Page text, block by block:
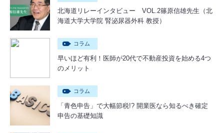
北海道リレーインタビュー VOL.2篠原信雄先生（北
海道大学大学院 腎泌尿器外科 教授）
コラム
早いほど有利！医師が20代で不動産投資を始める4つ
のメリット
コラム
「青色申告」で大幅節税!? 開業医なら知るべき確定
申告の基礎知識